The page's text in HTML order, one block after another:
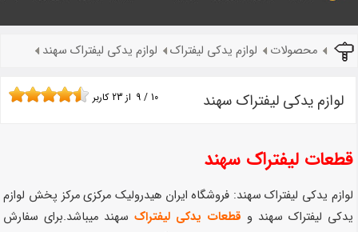
محصولات لوازم یدکی لیفتراک لوازم یدکی لیفتراک سهند
لوازم یدکی لیفتراک سهند 9 / 10 از 23 کاربر
قطعات لیفتراک سهند
لوازم یدکی لیفتراک سهند: فروشگاه ایران هیدرولیک مرکزی مرکز پخش لوازم
یدکی لیفتراک سهند و قطعات یدکی لیفتراک سهند میباشد.برای سفارش